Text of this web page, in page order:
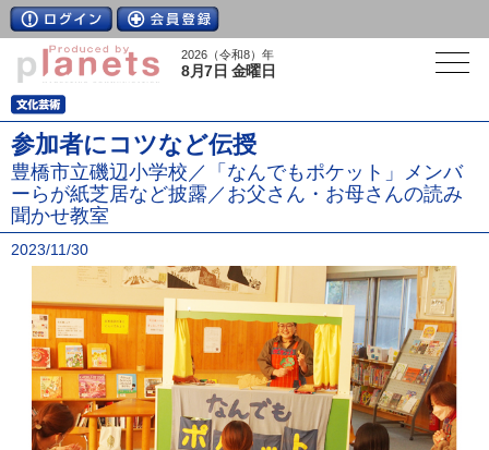
2026（令和8）年
8月7日 金曜日
参加者にコツなど伝授
豊橋市立磯辺小学校／「なんでもポケット」メンバ
ーらが紙芝居など披露／お父さん・お母さんの読み
聞かせ教室
2023/11/30